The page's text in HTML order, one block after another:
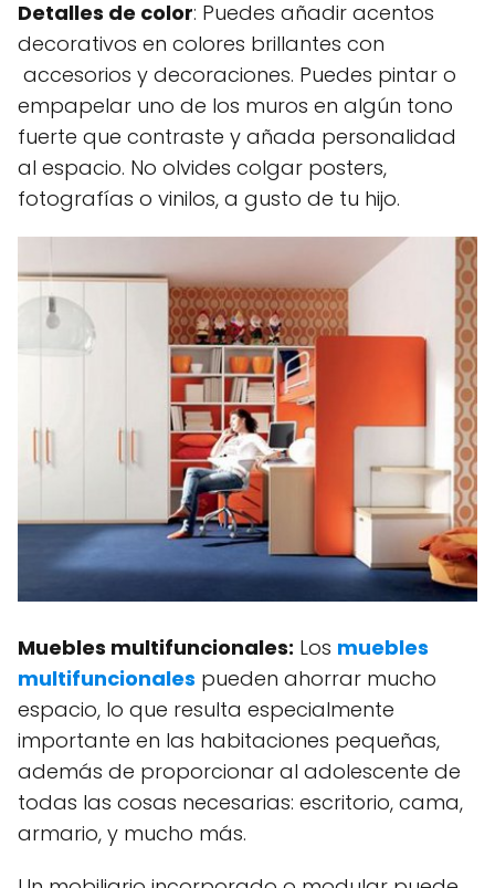
Detalles de color: Puedes añadir acentos
decorativos en colores brillantes con
accesorios y decoraciones. Puedes pintar o
empapelar uno de los muros en algún tono
fuerte que contraste y añada personalidad
al espacio. No olvides colgar posters,
fotografías o vinilos, a gusto de tu hijo.
Muebles multifuncionales: Los muebles
multifuncionales pueden ahorrar mucho
espacio, lo que resulta especialmente
importante en las habitaciones pequeñas,
además de proporcionar al adolescente de
todas las cosas necesarias: escritorio, cama,
armario, y mucho más.